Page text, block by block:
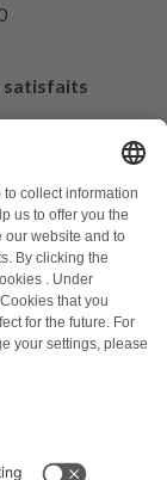
satisfaits